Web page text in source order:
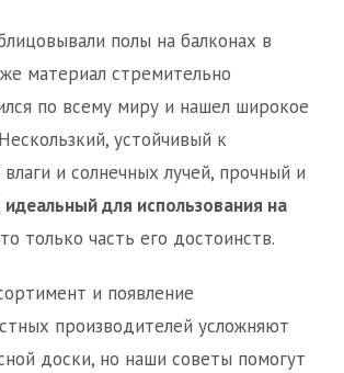
полы на балконах в
материал стремительно
по всему миру и нашел широкое
устойчивый к
и солнечных лучей, прочный и
идеальный для использования на
только часть его достоинств.
и появление
производителей усложняют
доски, но наши советы помогут